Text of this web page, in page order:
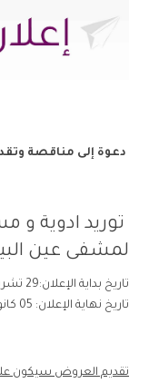
دعوة إلى مناقصة
توريد ادوية
لمشفى عين
تاريخ بداية الإعلان:29 تشرين الثاني 2024
تاريخ نهاية الإعلان: 05 كانون الأول 2024
تقديم العروض سيكون على